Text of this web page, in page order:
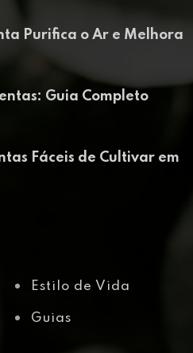
Purifica o Ar e Melhora
Guia Completo
Fáceis de Cultivar em
Estilo de Vida
Guias